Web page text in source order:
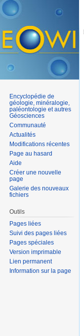
Encyclopédie de
géologie, minéralogie,
paléontologie et autres
Géosciences
Communauté
Actualités
Modifications récentes
Page au hasard
Aide
Créer une nouvelle
page
Galerie des nouveaux
fichiers
Outils
Pages liées
Suivi des pages liées
Pages spéciales
Version imprimable
Lien permanent
Information sur la page